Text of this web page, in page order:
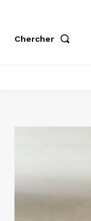
Chercher